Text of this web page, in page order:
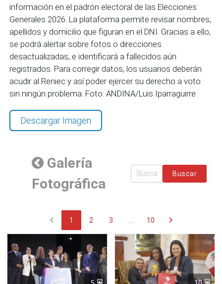
información en el padrón electoral de las Elecciones
Generales 2026. La plataforma permite revisar nombres,
apellidos y domicilio que figuran en el DNI. Gracias a ello,
se podrá alertar sobre fotos o direcciones
desactualizadas, e identificará a fallecidos aún
registrados. Para corregir datos, los usuarios deberán
acudir al Reniec y así poder ejercer su derecho a voto
sin ningún problema. Foto: ANDINA/Luis Iparraguirre
Descargar Imagen
Galería
Fotográfica
Buscar
chevron_left 1 2 3 10 chevron_right